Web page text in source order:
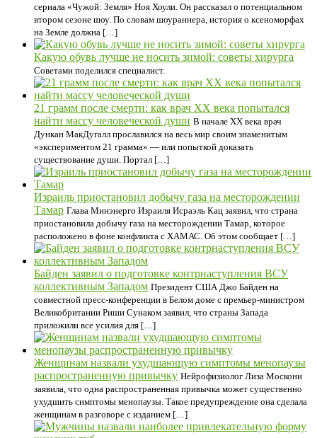
сериала «Чужой: Земля» Ноя Хоули. Он рассказал о потенциальном
втором сезоне шоу. По словам шоураннера, история о ксеноморфах
на Земле должна […]
Какую обувь лучше не носить зимой: советы хирурга
Советами поделился специалист.
21 грамм после смерти: как врач XX века попытался
найти массу человеческой души В начале XX века врач
Дункан МакДугалл прославился на весь мир своим знаменитым
«экспериментом 21 грамма» — или попыткой доказать
существование души. Портал […]
Израиль приостановил добычу газа на месторождении
Тамар Глава Минэнерго Израиля Исраэль Кац заявил, что страна
приостановила добычу газа на месторождении Тамар, которое
расположено в фоне конфликта с ХАМАС. Об этом сообщает […]
Байден заявил о подготовке контрнаступления ВСУ
коллективным Западом Президент США Джо Байден на
совместной пресс-конференции в Белом доме с премьер-министром
Великобритании Риши Сунаком заявил, что страны Запада
приложили все усилия для […]
Женщинам назвали ухудшающую симптомы менопаузы
распространенную привычку Нейрофизиолог Лиза Москони
заявила, что одна распространенная привычка может существенно
ухудшить симптомы менопаузы. Такое предупреждение она сделала
женщинам в разговоре с изданием […]